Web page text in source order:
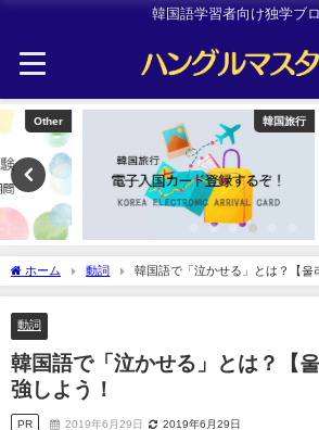
韓国語学習者向け独学ブ
韓国旅行
ホーム 動詞 韓国語で「泣かせる」とは？【울
動詞
韓国語で「泣かせる」とは？【
強しよう！
PR 2019年6月29日 2019年6月29日